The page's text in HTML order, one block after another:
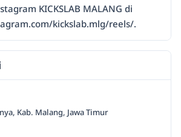
KICKSLAB MALANG di
kickslab.mlg/reels/.
Kab. Malang, Jawa Timur